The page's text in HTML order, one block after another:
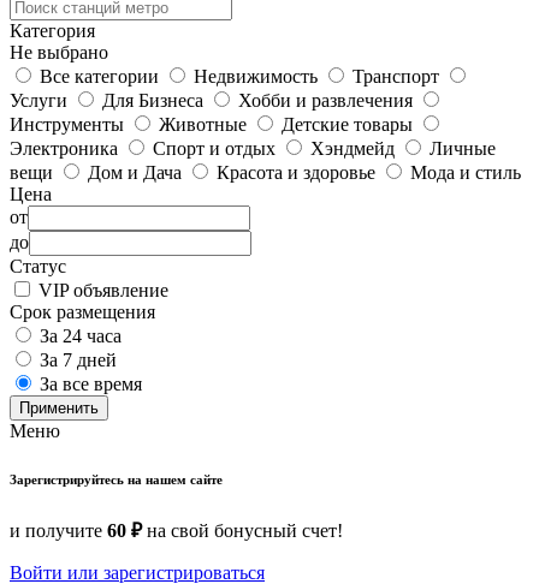
Категория
Не выбрано
Все категории
Недвижимость
Транспорт
Услуги
Для Бизнеса
Хобби и развлечения
Инструменты
Животные
Детские товары
Электроника
Спорт и отдых Хэндмейд
Личные
вещи
Дом и Дача Красота и здоровье
Мода и стиль
Цена
от
до
Статус
VIP объявление
Срок размещения
За 24 часа
За 7 дней
За все время
Применить
Меню
Зарегистрируйтесь на нашем сайте
и получите 60 ₽на свой бонусный счет!
Войти или зарегистрироваться